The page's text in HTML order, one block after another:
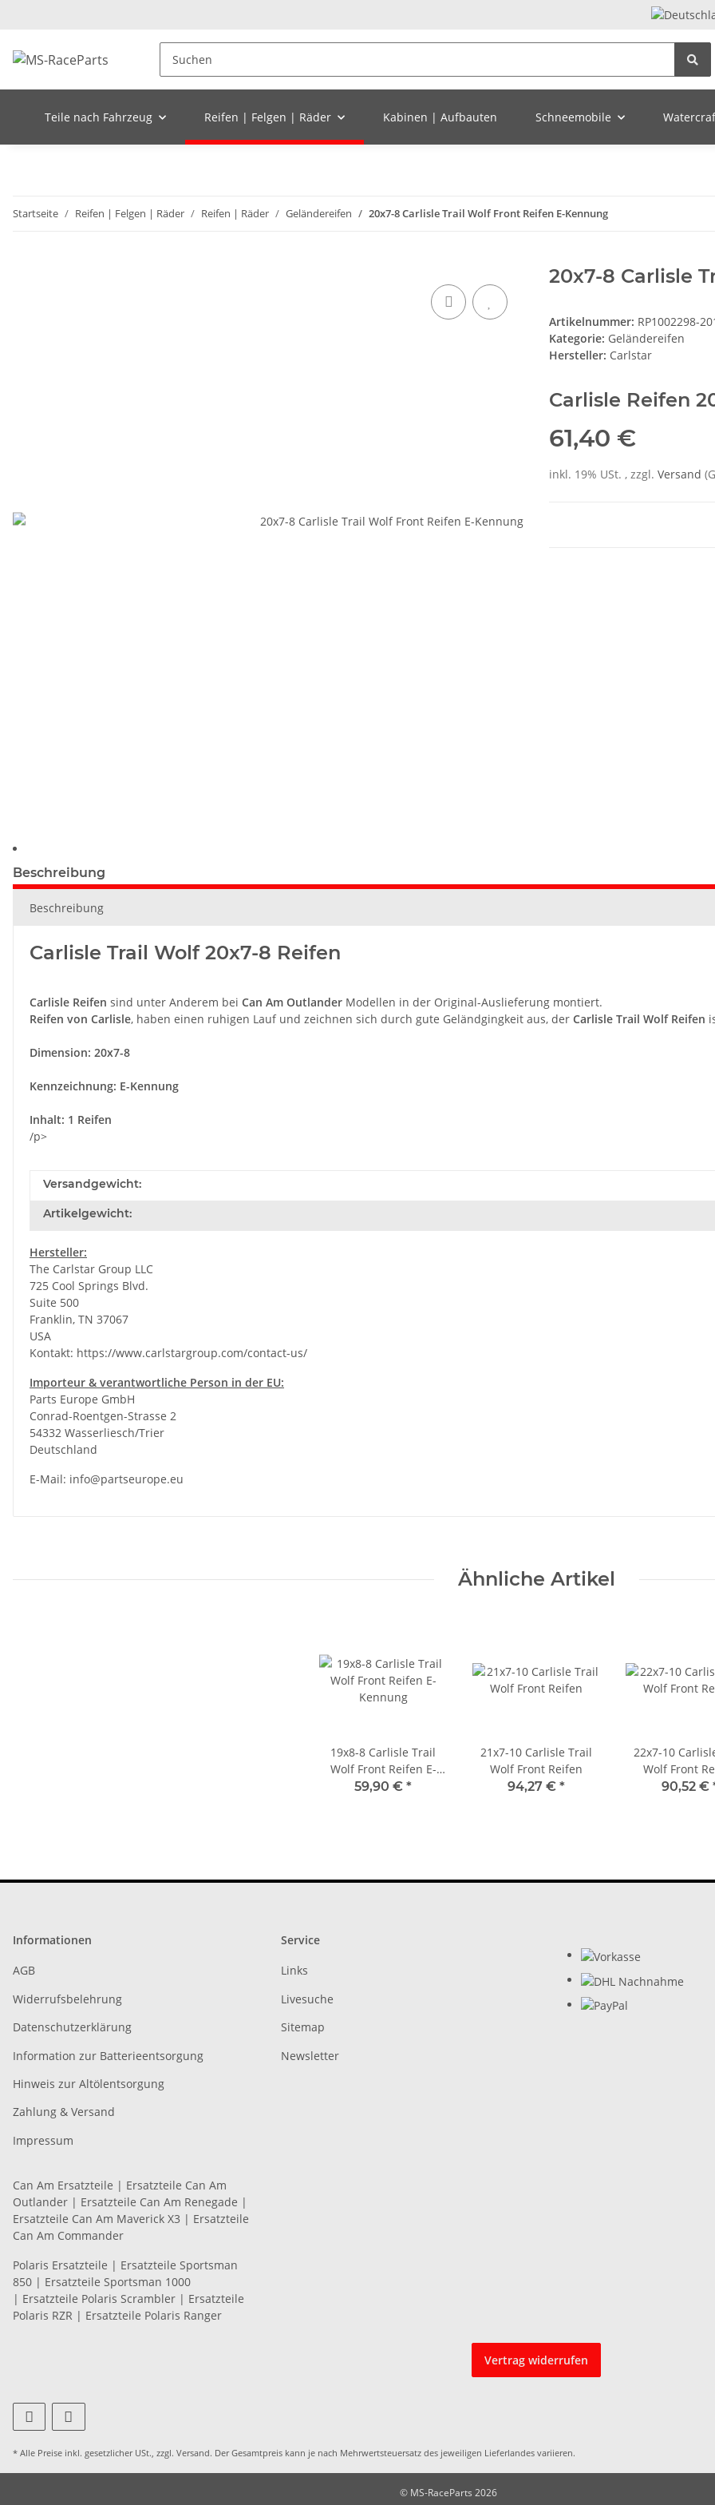
Teile nach Fahrzeug Reifen | Felgen | Räder Kabinen | Aufbauten Schneemobile
Startseite Reifen | Felgen | Räder Reifen | Räder Geländereifen 20x7-8 Carlisle Trail Wolf Front Reifen E-Kennung
20x7-8 Carlisle
Artikelnummer: RP1002298-
Kategorie: Geländereifen
Hersteller: Carlstar
Carlisle Reifen
61,40 €
inkl. 19% USt. , zzgl. Versand
Beschreibung
Beschreibung
Carlisle Trail Wolf 20x7-8 Reifen
Carlisle Reifen sind unter Anderem bei Can Am Outlander Modellen in der Original-Auslieferung montiert.
Reifen von Carlisle, haben einen ruhigen Lauf und zeichnen sich durch gute Geländgingkeit aus, der Carlisle Trail Wolf Reifen
Dimension: 20x7-8
Kennzeichnung: E-Kennung
Inhalt: 1 Reifen
/p>
Versandgewicht:
Artikelgewicht:
Hersteller:
The Carlstar Group LLC
725 Cool Springs Blvd.
Suite 500
Franklin, TN 37067
USA
Kontakt: https://www.carlstargroup.com/contact-us/
Importeur & verantwortliche Person in der EU:
Parts Europe GmbH
Conrad-Roentgen-Strasse 2
54332 Wasserliesch/Trier
Deutschland
E-Mail: info@partseurope.eu
Ähnliche Artikel
19x8-8 Carlisle Trail
Wolf Front Reifen E-
Kennung
59,90 € *
21x7-10 Carlisle Trail
Wolf Front Reifen
94,27 € *
22x7-10
Wolf Front
90,52 €
Informationen
AGB
Widerrufsbelehrung
Datenschutzerklärung
Information zur Batterieentsorgung
Hinweis zur Altölentsorgung
Zahlung & Versand
Impressum
Service
Links
Livesuche
Sitemap
Newsletter
Can Am Ersatzteile | Ersatzteile Can Am
Outlander | Ersatzteile Can Am Renegade |
Ersatzteile Can Am Maverick X3 | Ersatzteile
Can Am Commander
Polaris Ersatzteile | Ersatzteile Sportsman
850 | Ersatzteile Sportsman 1000
| Ersatzteile Polaris Scrambler | Ersatzteile
Polaris RZR | Ersatzteile Polaris Ranger
Vertrag widerrufen
* Alle Preise inkl. gesetzlicher USt., zzgl. Versand. Der Gesamtpreis kann je nach Mehrwertsteuersatz des jeweiligen Lieferlandes variieren.
© MS-RaceParts 2026